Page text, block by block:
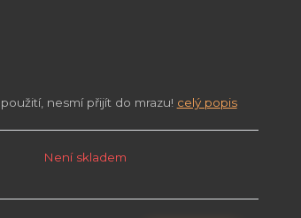
nesmí přijít do mrazu! celý popis
Není skladem